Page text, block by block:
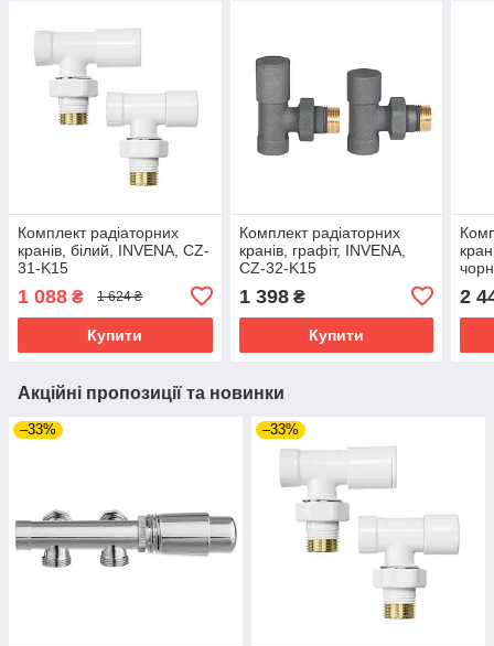
Комплект радіаторних
кранів, білий, INVЕNA, CZ-
31-K15
1 088 ₴ 1 624 ₴
Купити
Комплект радіаторних
кранів, графіт, INVЕNA,
CZ-32-K15
1 398₴
Купити
2
Акційні пропозиції та новинки
–33% –33%